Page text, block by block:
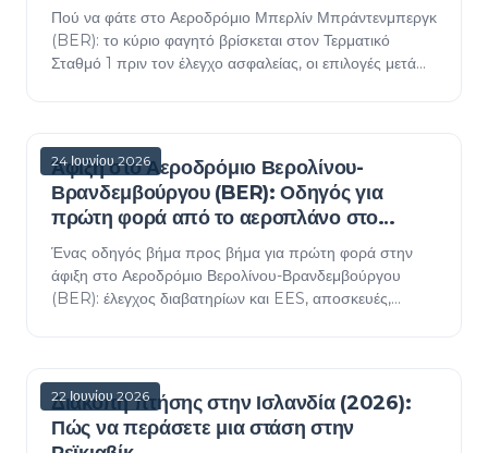
Πού να φάτε στο Αεροδρόμιο Μπερλίν Μπράντενμπεργκ
(BER): το κύριο φαγητό βρίσκεται στον Τερματικό
Σταθμό 1 πριν τον έλεγχο ασφαλείας, οι επιλογές μετά
24 Ιουνίου 2026
Άφιξη στο Αεροδρόμιο Βερολίνου-
Βρανδεμβούργου (BER): Οδηγός για
πρώτη φορά από το αεροπλάνο στο
κέντρο της πόλης
Ένας οδηγός βήμα προς βήμα για πρώτη φορά στην
άφιξη στο Αεροδρόμιο Βερολίνου-Βρανδεμβούργου
(BER): έλεγχος διαβατηρίων και EES, αποσκευές,
22 Ιουνίου 2026
Διακοπή πτήσης στην Ισλανδία (2026):
Πώς να περάσετε μια στάση στην